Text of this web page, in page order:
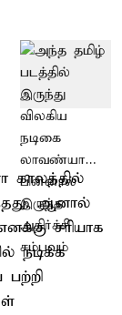
காலத்தில்
ஆனால்
சரியாக
நடிக்க